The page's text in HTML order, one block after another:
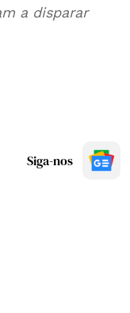
a disparar
Siga-nos